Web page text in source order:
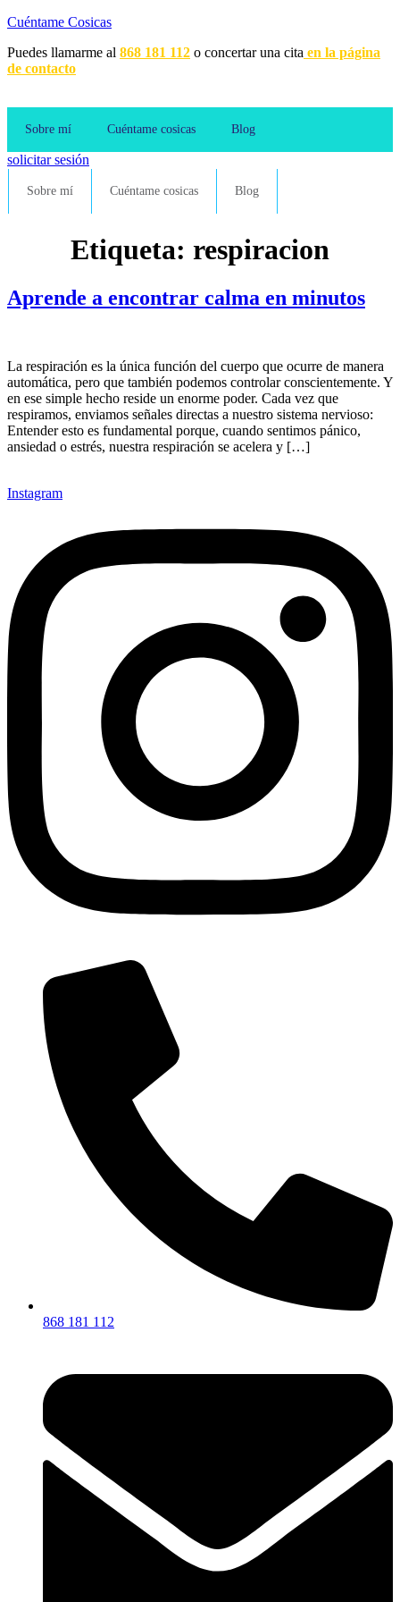
Cuéntame Cosicas
Puedes llamarme al 868 181 112 o concertar una cita en la página
de contacto
Sobre mí Cuéntame cosicas Blog
solicitar sesión
Sobre mí Cuéntame cosicas Blog
Etiqueta: respiracion
Aprende a encontrar calma en minutos
La respiración es la única función del cuerpo que ocurre de manera
automática, pero que también podemos controlar conscientemente. Y
en ese simple hecho reside un enorme poder. Cada vez que
respiramos, enviamos señales directas a nuestro sistema nervioso:
Entender esto es fundamental porque, cuando sentimos pánico,
ansiedad o estrés, nuestra respiración se acelera y […]
Instagram
868 181 112